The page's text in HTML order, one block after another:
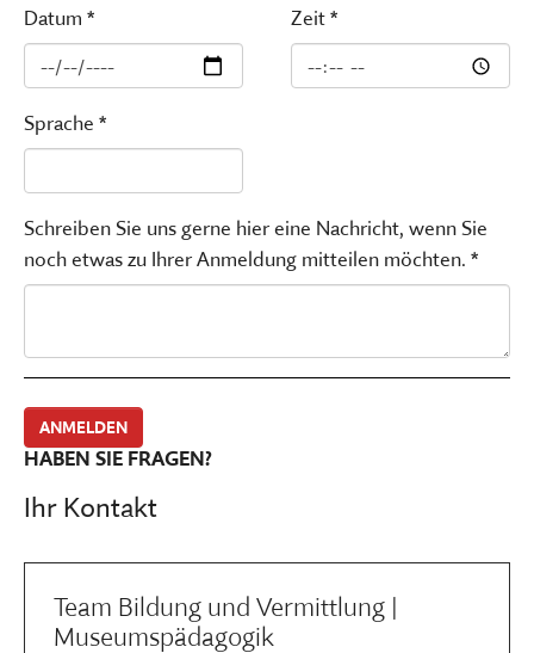
Datum * Zeit *
Sprache *
Schreiben Sie uns gerne hier eine Nachricht, wenn Sie
noch etwas zu Ihrer Anmeldung mitteilen möchten. *
Ihr Kontakt
HABEN SIE FRAGEN?
Team Bildung und Vermittlung |
Museumspädagogik